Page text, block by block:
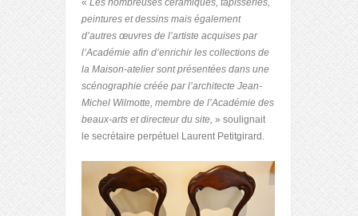
« Les nombreuses céramiques, tapisseries,
peintures et dessins mais également
d’autres œuvres de l’artiste acquises par
l’Académie afin d’enrichir les collections de
la Maison-atelier sont présentées dans une
scénographie créée par l’architecte Jean-
Michel Wilmotte, membre de l’Académie des
beaux-arts et directeur du site, » soulignait
le secrétaire perpétuel Laurent Petitgirard.